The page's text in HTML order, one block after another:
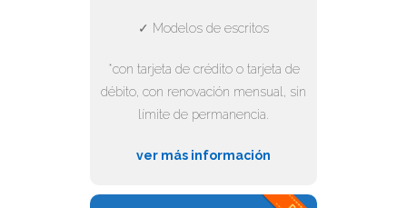
✓ Modelos de escritos
*con tarjeta de crédito o tarjeta de
débito, con renovación mensual, sin
límite de permanencia.
ver más información